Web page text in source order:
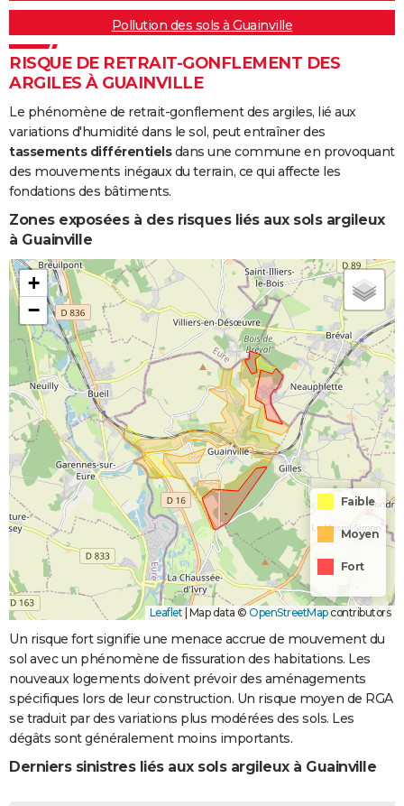
Pollution des sols à Guainville
RISQUE DE RETRAIT-GONFLEMENT DES
ARGILES À GUAINVILLE
Le phénomène de retrait-gonflement des argiles, lié aux
variations d'humidité dans le sol, peut entraîner des
tassements différentielsdans une commune en provoquant
des mouvements inégaux du terrain, ce qui affecte les
fondations des bâtiments.
Zones exposées à des risques liés aux sols argileux
à Guainville
+
−
Faible
Moyen
Fort
Leaflet|Map data © OpenStreetMapcontributors
Un risque fort signifie une menace accrue de mouvement du
sol avec un phénomène de fissuration des habitations. Les
nouveaux logements doivent prévoir des aménagements
spécifiques lors de leur construction. Un risque moyen de RGA
se traduit par des variations plus modérées des sols. Les
dégâts sont généralement moins importants.
Derniers sinistres liés aux sols argileux à Guainville